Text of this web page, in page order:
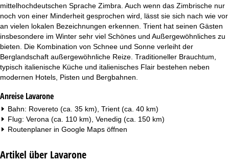
mittelhochdeutschen Sprache Zimbra. Auch wenn das Zimbrische nur
noch von einer Minderheit gesprochen wird, lässt sie sich nach wie vor
an vielen lokalen Bezeichnungen erkennen. Trient hat seinen Gästen
insbesondere im Winter sehr viel Schönes und Außergewöhnliches zu
bieten. Die Kombination von Schnee und Sonne verleiht der
Berglandschaft außergewöhnliche Reize. Traditioneller Brauchtum,
typisch italienische Küche und italienisches Flair bestehen neben
modernen Hotels, Pisten und Bergbahnen.
Anreise Lavarone
Bahn: Rovereto (ca. 35 km), Trient (ca. 40 km)
Flug: Verona (ca. 110 km), Venedig (ca. 150 km)
Routenplaner in Google Maps öffnen
Artikel über Lavarone